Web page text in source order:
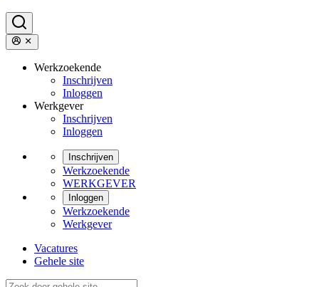
Werkzoekende
Inschrijven
Inloggen
Werkgever
Inschrijven
Inloggen
Inschrijven
Werkzoekende
WERKGEVER
Inloggen
Werkzoekende
Werkgever
Vacatures
Gehele site